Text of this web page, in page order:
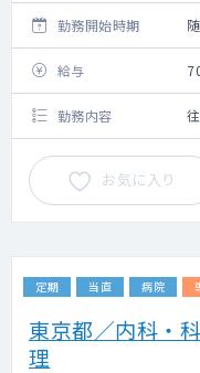
勤務開始時期
給与
勤務内容
お気に入り
定期 当直 病院
東京都／内科・
理